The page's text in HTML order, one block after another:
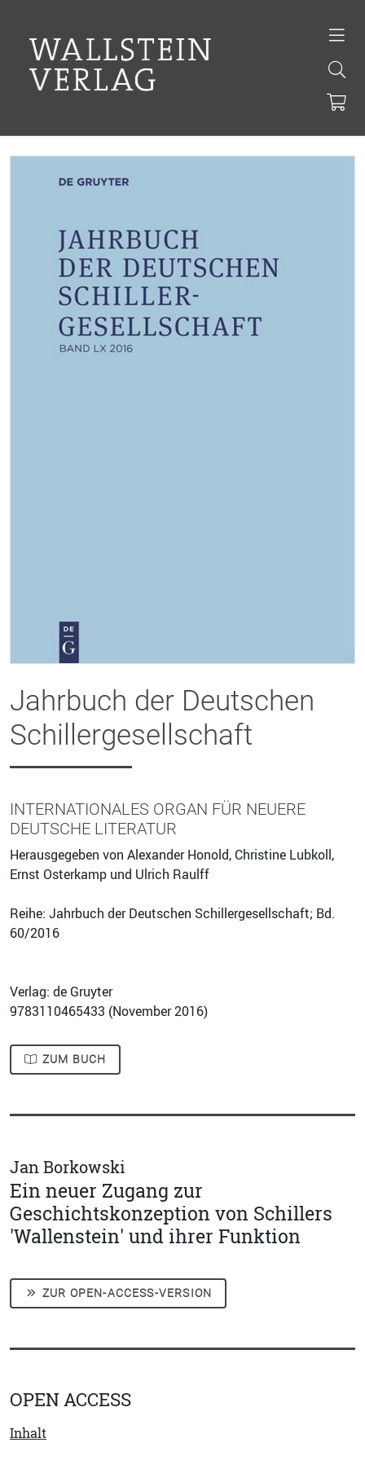
Jahrbuch der Deutschen
Schillergesellschaft
INTERNATIONALES ORGAN FÜR NEUERE
DEUTSCHE LITERATUR
Herausgegeben von Alexander Honold, Christine Lubkoll,
Ernst Osterkamp und Ulrich Raulff
Reihe: Jahrbuch der Deutschen Schillergesellschaft; Bd.
60/2016
Verlag: de Gruyter
9783110465433 (November 2016)
ZUM BUCH
Jan Borkowski
Ein neuer Zugang zur
Geschichtskonzeption von Schillers
'Wallenstein' und ihrer Funktion
ZUR OPEN-ACCESS-VERSION
OPEN ACCESS
Inhalt